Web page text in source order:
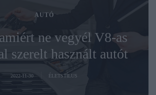
AUTÓ
ne vegyél V8-as
szerelt használt autót
2022-11-30 ÉLETSTÍLUS